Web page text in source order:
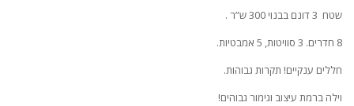
שטח 3 דונם בבנוי 300 ש”ר .
8 חדרים. 3 סוויטות, 5 אמבטיות.
חללים ענקיים! תקרות גבוהות.
וילה ברמת עיצוב וגימור גבוהים!